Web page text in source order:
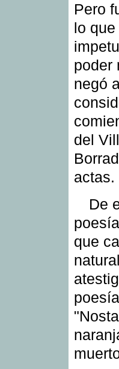
Pero
lo
poder
negó
del
actas.
De
que